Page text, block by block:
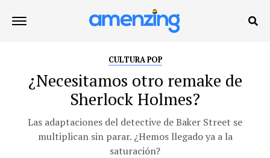
CULTURA POP
¿Necesitamos otro remake de
Sherlock Holmes?
Las adaptaciones del detective de Baker Street se
multiplican sin parar. ¿Hemos llegado ya a la
saturación?